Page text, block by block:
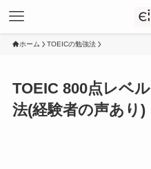
ホーム TOEICの勉強法
TOEIC 800点レベ
法(経験者の声あり)